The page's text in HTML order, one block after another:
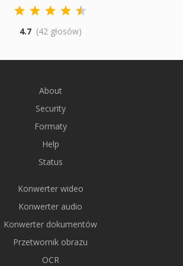
4.7 (42 głosów)
About
Security
Formaty
Help
Status
Konwerter wideo
Konwerter audio
Konwerter dokumentów
Przetwornik obrazu
OCR